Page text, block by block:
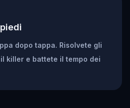
dopo tappa. Risolvete gli
killer e battete il tempo dei